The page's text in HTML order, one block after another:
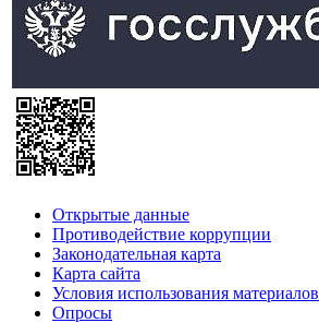
Открытые данные
Противодействие коррупции
Законодательная карта
Карта сайта
Условия использования материалов
Опросы